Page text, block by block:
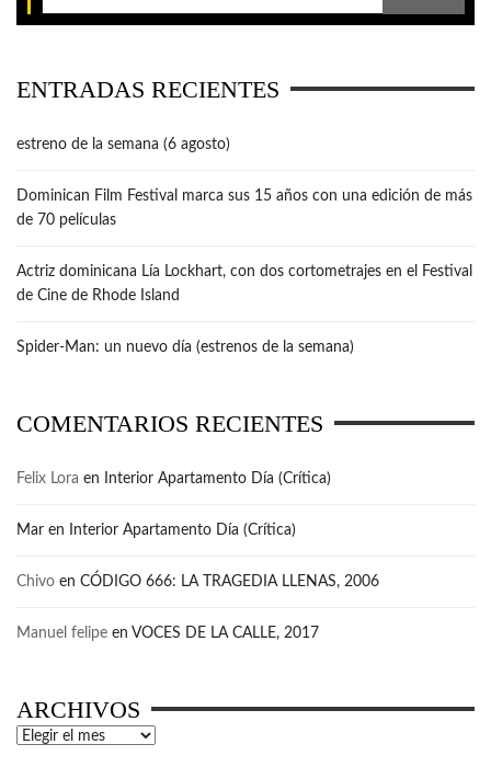
ENTRADAS RECIENTES
estreno de la semana (6 agosto)
Dominican Film Festival marca sus 15 años con una edición de más
de 70 películas
Actriz dominicana Lía Lockhart, con dos cortometrajes en el Festival
de Cine de Rhode Island
Spider-Man: un nuevo día (estrenos de la semana)
COMENTARIOS RECIENTES
Felix Lora en Interior Apartamento Día (Crítica)
Mar en Interior Apartamento Día (Crítica)
Chivo en CÓDIGO 666: LA TRAGEDIA LLENAS, 2006
Manuel felipe en VOCES DE LA CALLE, 2017
ARCHIVOS
Archivos